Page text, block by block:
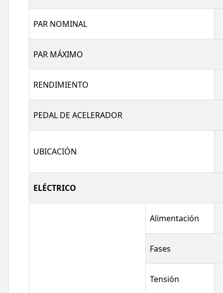
PAR NOMINAL
PAR MÁXIMO
RENDIMIENTO
PEDAL DE ACELERADOR
UBICACIÓN
ELÉCTRICO
Alimentación
Fases
Tensión